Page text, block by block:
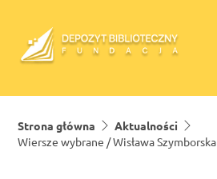
Strona główna
Aktualności
Wiersze wybrane / Wisława Szymborska